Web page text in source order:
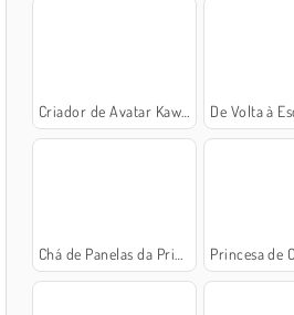
Criador de Avatar Kawaii: Anjo e Demônio De Volta à Escola:
Chá de Panelas da Princesa Princesa de